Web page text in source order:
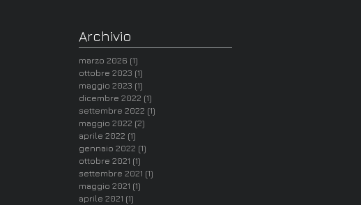
Archivio
marzo 2026 (1)
ottobre 2023 (1)
maggio 2023 (1)
dicembre 2022 (1)
settembre 2022 (1)
maggio 2022 (2)
aprile 2022 (1)
gennaio 2022 (1)
ottobre 2021 (1)
settembre 2021 (1)
maggio 2021 (1)
aprile 2021 (1)